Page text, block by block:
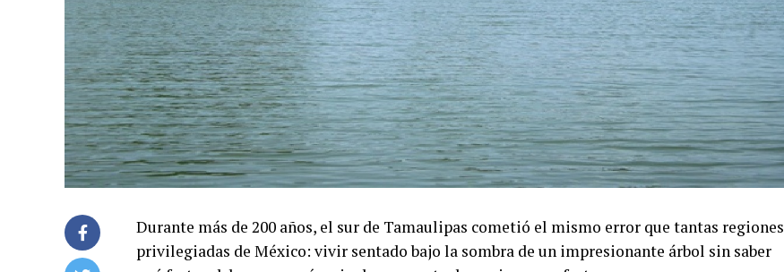
Durante más de 200 años, el sur de Tamaulipas cometió el mismo error que tantas regiones
privilegiadas de México: vivir sentado bajo la sombra de un impresionante árbol sin saber